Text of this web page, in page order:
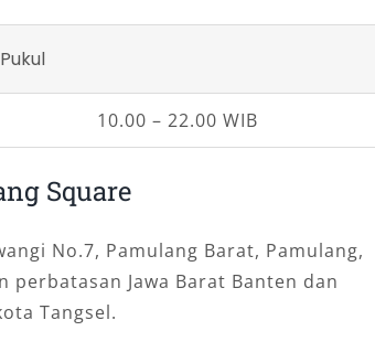
Pukul
10.00 – 22.00 WIB
Square
No.7, Pamulang Barat, Pamulang,
perbatasan Jawa Barat Banten dan
Tangsel.